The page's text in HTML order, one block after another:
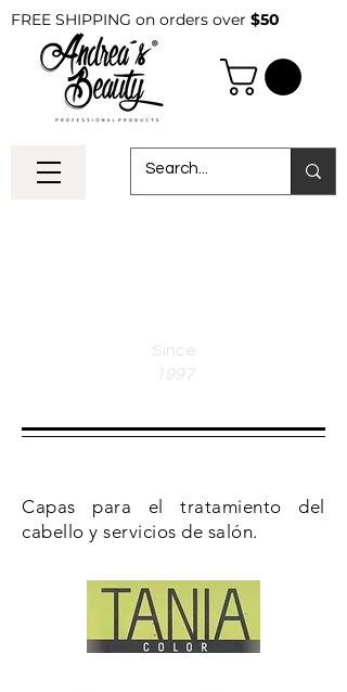
FREE SHIPPING on orders over $50
Since
1997
Capas para el tratamiento del
cabello y servicios de salón.